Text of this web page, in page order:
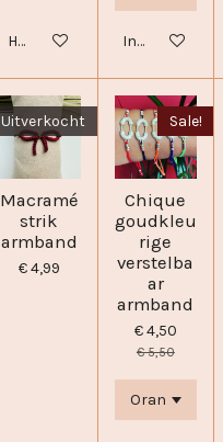
Houd mij op de hoogteIn winkelwagen
Uitverkocht
Macramé
strik
armband
€ 4,99
Sale!
Chique
goudkleu
rige
verstelba
ar
armband
€ 4,50
€ 5,50